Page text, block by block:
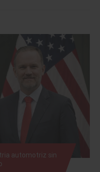
automotriz sin